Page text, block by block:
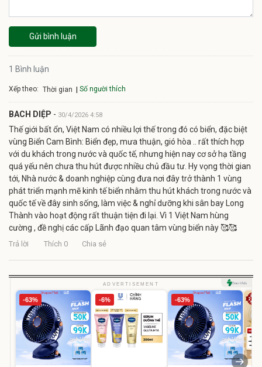
Gửi bình luận
1 Bình luận
Xếp theo: Thời gian Số người thích
BACH DIỆP - 30/4/2026 4:58
Thế giới bất ổn, Việt Nam có nhiều lợi thế trong đó có biển, đặc biệt
vùng Biển Cam Bình: Biển đẹp, mưa thuận, gió hòa .. rất thích hợp
với du khách trong nước và quốc tế, nhưng hiện nay cơ sở hạ tầng
quá yếu nên chưa thu hút được nhiều chủ đầu tư. Hy vọng thời gian
tới, Nhà nước & doanh nghiệp cùng đưa nơi đây trở thành 1 vùng
phát triển mạnh mẽ kinh tế biển nhằm thu hút khách trong nước và
quốc tế về đây sinh sống, làm việc & nghỉ dưỡng khi sân bay Long
Thành vào hoạt động rất thuận tiện đi lại. Vì 1 Việt Nam hùng
cường , đề nghị các cấp Lãnh đạo quan tâm vùng biển này 🥰🥰
Trả lời Thích 0 Chia sẻ
ADVERTISEMENT
-63% -6% -63%